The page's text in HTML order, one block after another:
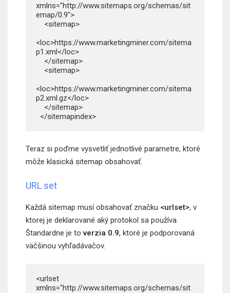
xmlns="http://www.sitemaps.org/schemas/sit
emap/0.9">
<loc>https://www.marketingminer.com/sitema
p1.xml</loc>
<loc>https://www.marketingminer.com/sitema
p2.xml.gz</loc>
  </sitemapindex>
Teraz si poďme vysvetliť jednotlivé parametre, ktoré
môže klasická sitemap obsahovať.
URL set
Každá sitemap musí obsahovať značku <urlset>, v
ktorej je deklarované aký protokol sa používa.
Štandardne je to verzia 0.9, ktoré je podporovaná
väčšinou vyhľadávačov.
<urlset
xmlns="http://www.sitemaps.org/schemas/sit